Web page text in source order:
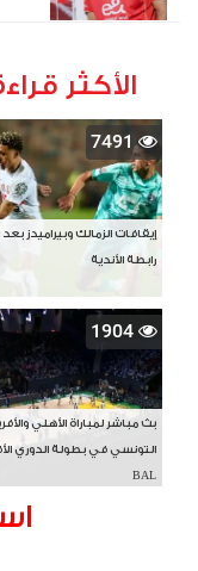
الأكثر
7491
إيقافات الزمالك وبيراميدز بعد
رابطة الأندية
1904
بث مباشر لمباراة الأهلي
التونسي في بطولة الدوري
BAL